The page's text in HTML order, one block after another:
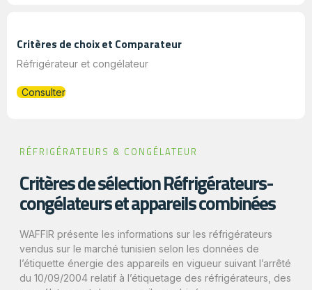
Critères de choix et Comparateur
Réfrigérateur et congélateur
Consulter
RÉFRIGÉRATEURS & CONGÉLATEUR
Critères de sélection Réfrigérateurs-
congélateurs et appareils combinées
WAFFIR présente les informations sur les réfrigérateurs
vendus sur le marché tunisien selon les données de
l’étiquette énergie des appareils en vigueur suivant l’arrêté
du 10/09/2004 relatif à l’étiquetage des réfrigérateurs, des